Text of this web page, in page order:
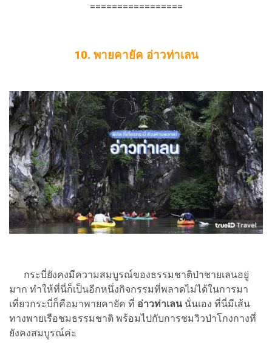
=================
10. พายคายัค อ่าวท่าเลน
กระบี่ยังคงมีความสมบูรณ์ของธรรมชาติป่าชายเลนอยู่
มาก ทำให้ที่นี่ก็เป็นอีกหนึ่งกิจกรรมที่พลาดไม่ได้ในการมา
เที่ยวกระบี่ก็คือมาพายคายัค ที่ อ่าวท่าเลนนั่นเอง ที่นี่มีเส้น
ทางพายเรือชมธรรมชาติ พร้อมไปกับการชมวิวป่าโกงกางที่
ยังคงสมบูรณ์ค่ะ